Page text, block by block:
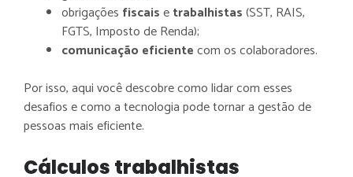
obrigações fiscaisetrabalhistas(SST, RAIS,
FGTS, Imposto de Renda);
comunicação eficientecom os colaboradores.
Por isso, aqui você descobre como lidar com esses
desafios e como a tecnologia pode tornar a gestão de
pessoas mais eficiente.
Cálculos trabalhistas